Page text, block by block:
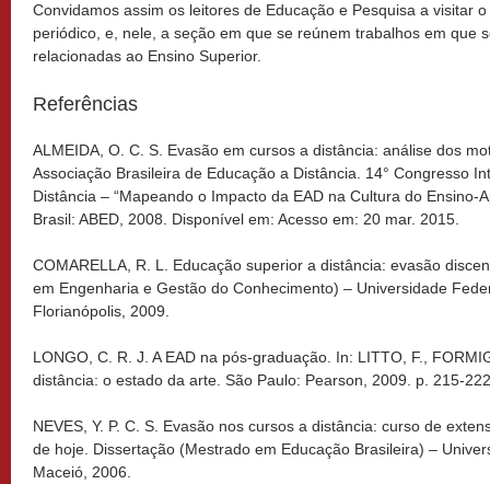
Convidamos assim os leitores de Educação e Pesquisa a visitar
periódico, e, nele, a seção em que se reúnem trabalhos em que
relacionadas ao Ensino Superior.
Referências
ALMEIDA, O. C. S. Evasão em cursos a distância: análise dos
Associação Brasileira de Educação a Distância. 14° Congresso
Distância – “Mapeando o Impacto da EAD na Cultura do Ensino-
Brasil: ABED, 2008. Disponível em: Acesso em: 20 mar. 2015.
COMARELLA, R. L. Educação superior a distância: evasão
em Engenharia e Gestão do Conhecimento) – Universidade
Florianópolis, 2009.
LONGO, C. R. J. A EAD na pós-graduação. In: LITTO, F.,
distância: o estado da arte. São Paulo: Pearson, 2009. p. 215-
NEVES, Y. P. C. S. Evasão nos cursos a distância: curso de
de hoje. Dissertação (Mestrado em Educação Brasileira) –
Maceió, 2006.